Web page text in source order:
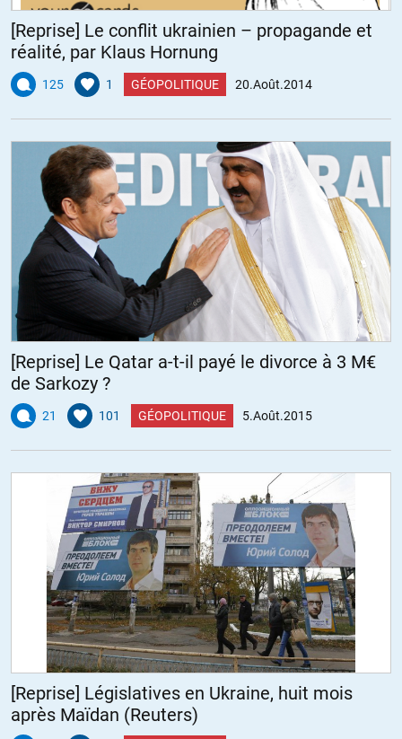
[Reprise] Le conflit ukrainien – propagande et
réalité, par Klaus Hornung
125 1 GÉOPOLITIQUE 20.Août.2014
[Reprise] Le Qatar a-t-il payé le divorce à 3 M€
de Sarkozy ?
21 101 GÉOPOLITIQUE 5.Août.2015
[Reprise] Législatives en Ukraine, huit mois
après Maïdan (Reuters)